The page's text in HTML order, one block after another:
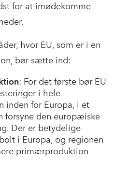
for at imødekomme
hvor EU, som er i en
bør sætte ind:
: For det første bør EU
i hele
inden for Europa, i et
forsyne den europæiske
Der er betydelige
i Europa, og regionen
primærproduktion